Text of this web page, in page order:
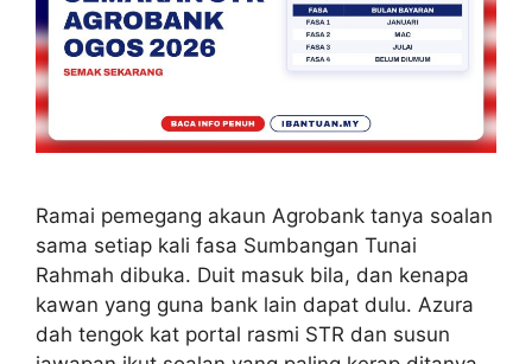
Ramai pemegang akaun Agrobank tanya soalan
sama setiap kali fasa Sumbangan Tunai
Rahmah dibuka. Duit masuk bila, dan kenapa
kawan yang guna bank lain dapat dulu. Azura
dah tengok kat portal rasmi STR dan susun